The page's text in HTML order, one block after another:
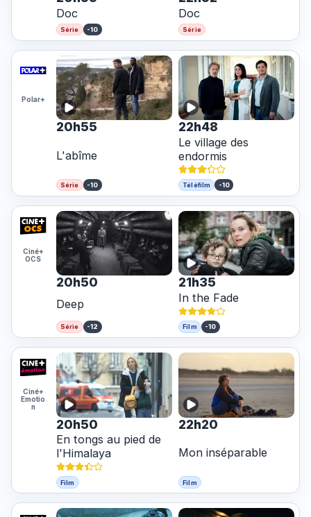
Doc
Série -10
Doc
Série
Polar+
20h55
L'abîme
Série -10
22h48
Le village des
endormis
Téléfilm -10
Ciné+
OCS
20h50
Deep
Série -12
21h35
In the Fade
Film -10
Ciné+
Emotio
n
20h50
En tongs au pied de
l'Himalaya
Film
22h20
Mon inséparable
Film